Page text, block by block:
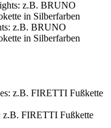
z.B. BRUNO
in Silberfarben
z.B. FIRETTI Fußkette